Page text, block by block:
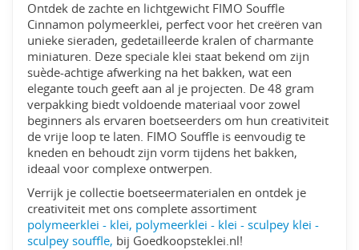
Ontdek de zachte en lichtgewicht FIMO Souffle
Cinnamon polymeerklei, perfect voor het creëren van
unieke sieraden, gedetailleerde kralen of charmante
miniaturen. Deze speciale klei staat bekend om zijn
suède-achtige afwerking na het bakken, wat een
elegante touch geeft aan al je projecten. De 48 gram
verpakking biedt voldoende materiaal voor zowel
beginners als ervaren boetseerders om hun creativiteit
de vrije loop te laten. FIMO Souffle is eenvoudig te
kneden en behoudt zijn vorm tijdens het bakken,
ideaal voor complexe ontwerpen.
Verrijk je collectie boetseermaterialen en ontdek je
creativiteit met ons complete assortiment
polymeerklei - klei, polymeerklei - klei - sculpey klei -
sculpey souffle, bij Goedkoopsteklei.nl!